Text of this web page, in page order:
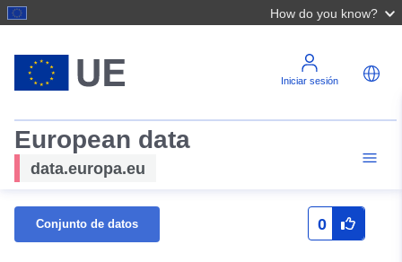
How do you know?
Iniciar sesión
European data
data.europa.eu
Conjunto de datos 0